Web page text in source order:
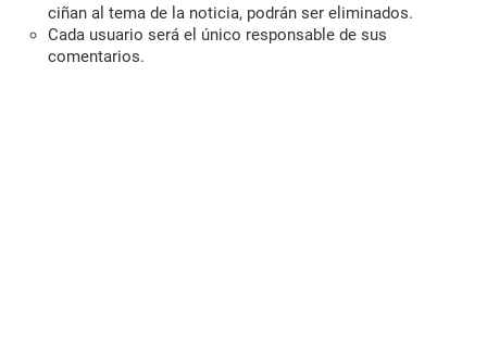
ciñan al tema de la noticia, podrán ser eliminados.
Cada usuario será el único responsable de sus
comentarios.